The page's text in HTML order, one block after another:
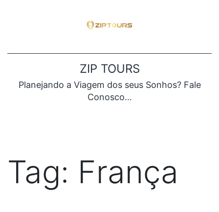
ZIP TOURS
Planejando a Viagem dos seus Sonhos? Fale
Conosco…
Tag: França